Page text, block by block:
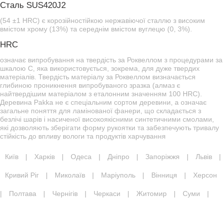
Сталь SUS420J2
(54 ±1 HRC) є корозійностійкою нержавіючої сталлю з високим
вмістом хрому (13%) та середнім вмістом вуглецю (0, 3%).
HRC
означає випробування на твердість за Роквеллом з процедурами за
шкалою С, яка використовується, зокрема, для дуже твердих
матеріалів. Твердість матеріалу за Роквеллом визначається
глибиною проникнення випробуваного зразка (алмаз є
найтвердішим матеріалом з еталонним значенням 100 HRC).
Деревина Pakka не є спеціальним сортом деревини, а означає
загальне поняття для ламінованої фанери, що складається з
безлічі шарів і насиченої високоякісними синтетичними смолами,
які дозволяють зберігати форму рукоятки та забезпечують тривалу
стійкість до впливу вологи та продуктів харчування
Київ | Харків | Одеса | Дніпро | Запоріжжя | Львів |
Кривий Ріг | Миколаїв | Маріуполь | Вінниця | Херсон
| Полтава | Чернігів | Черкаси | Житомир | Суми |